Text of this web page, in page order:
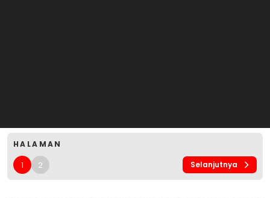
HALAMAN
1 2 Selanjutnya